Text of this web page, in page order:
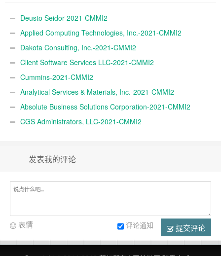
Deusto Seidor-2021-CMMI2
Applied Computing Technologies, Inc.-2021-CMMI2
Dakota Consulting, Inc.-2021-CMMI2
Client Software Services LLC-2021-CMMI2
Cummins-2021-CMMI2
Analytical Services & Materials, Inc.-2021-CMMI2
Absolute Business Solutions Corporation-2021-CMMI2
CGS Administrators, LLC-2021-CMMI2
发表我的评论
提交评论
评论通知
表情